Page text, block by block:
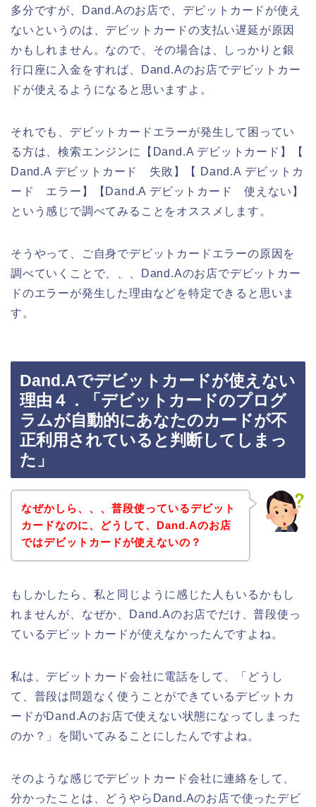
多分ですが、Dand.Aのお店で、デビットカードが使え
ないというのは、デビットカードの支払い遅延が原因
かもしれません。なので、その場合は、しっかりと銀
行口座に入金をすれば、Dand.Aのお店でデビットカー
ドが使えるようになると思いますよ。
それでも、デビットカードエラーが発生して困ってい
る方は、検索エンジンに【Dand.A デビットカード】【
Dand.A デビットカード 失敗】【 Dand.A デビットカ
ード エラー】【Dand.A デビットカード 使えない】
という感じで調べてみることをオススメします。
そうやって、ご自身でデビットカードエラーの原因を
調べていくことで、、、Dand.Aのお店でデビットカー
ドのエラーが発生した理由などを特定できると思いま
す。
Dand.Aでデビットカードが使えない
理由４．「デビットカードのプログ
ラムが自動的にあなたのカードが不
正利用されていると判断してしまっ
た」
なぜかしら、、、普段使っているデビット
カードなのに、どうして、Dand.Aのお店
ではデビットカードが使えないの？
もしかしたら、私と同じように感じた人もいるかもし
れませんが、なぜか、Dand.Aのお店でだけ、普段使っ
ているデビットカードが使えなかったんですよね。
私は、デビットカード会社に電話をして、「どうし
て、普段は問題なく使うことができているデビットカ
ードがDand.Aのお店で使えない状態になってしまった
のか？」を聞いてみることにしたんですよね。
そのような感じでデビットカード会社に連絡をして、
分かったことは、どうやらDand.Aのお店で使ったデビ